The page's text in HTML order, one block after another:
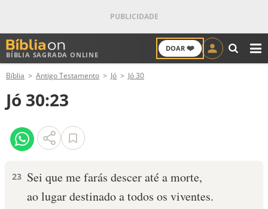
BÍBLIA SAGRADA ONLINE
DOAR ❤️
ANTIGO TESTAMENTO
NOVO TESTAMENTO
VERSÍCULOS
PALAVRA DO DIA
Bíblia Antigo Testamento Jó Jó 30
Jó 30:23
23 Sei que me farás descer até a morte,
ao lugar destinado a todos os viventes.